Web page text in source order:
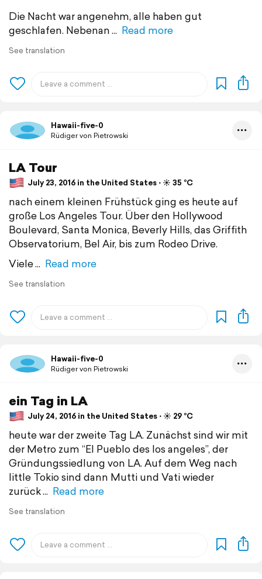
Die Nacht war angenehm, alle haben gut
geschlafen. Nebenan
Read more
See translation
Hawaii-five-0
Rüdiger von Pietrowski
LA Tour
July 23, 2016 in the United States ⋅ ☀️ 35 °C
nach einem kleinen Frühstück ging es heute auf
große Los Angeles Tour. Über den Hollywood
Boulevard, Santa Monica, Beverly Hills, das Griffith
Observatorium, Bel Air, bis zum Rodeo Drive.
Viele
Read more
See translation
Hawaii-five-0
Rüdiger von Pietrowski
ein Tag in LA
July 24, 2016 in the United States ⋅ ☀️ 29 °C
heute war der zweite Tag LA. Zunächst sind wir mit
der Metro zum “El Pueblo des los angeles”, der
Gründungssiedlung von LA. Auf dem Weg nach
little Tokio sind dann Mutti und Vati wieder
zurück
Read more
See translation